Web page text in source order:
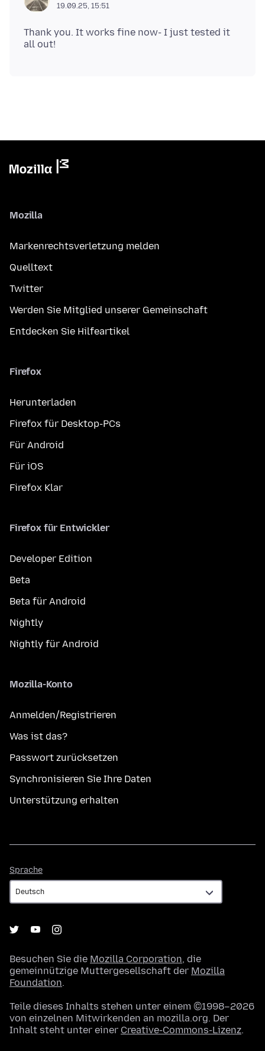
19.09.25, 15:51
Thank you. It works fine now- I just tested it
Mozilla
Markenrechtsverletzung melden
Quelltext
Twitter
Werden Sie Mitglied unserer Gemeinschaft
Entdecken Sie Hilfeartikel
Firefox
Herunterladen
Firefox für Desktop-PCs
Für Android
Für iOS
Firefox Klar
Firefox für Entwickler
Developer Edition
Beta
Beta für Android
Nightly
Nightly für Android
Mozilla-Konto
Anmelden/Registrieren
Was ist das?
Passwort zurücksetzen
Synchronisieren Sie Ihre Daten
Unterstützung erhalten
Sprache
Besuchen Sie die Mozilla Corporation, die
gemeinnützige Muttergesellschaft der Mozilla
Foundation.
Teile dieses Inhalts stehen unter einem ©1998–2026
von einzelnen Mitwirkenden an mozilla.org. Der
Inhalt steht unter einer Creative-Commons-Lizenz.